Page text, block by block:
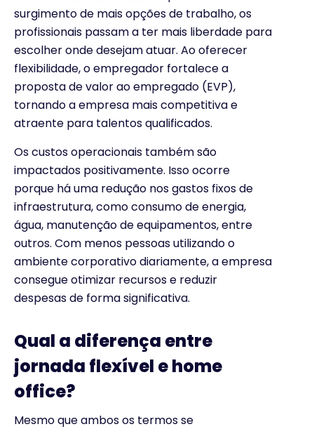
surgimento de mais opções de trabalho, os
profissionais passam a ter mais liberdade para
escolher onde desejam atuar. Ao oferecer
flexibilidade, o empregador fortalece a
proposta de valor ao empregado (EVP),
tornando a empresa mais competitiva e
atraente para talentos qualificados.
Os custos operacionais também são
impactados positivamente. Isso ocorre
porque há uma redução nos gastos fixos de
infraestrutura, como consumo de energia,
água, manutenção de equipamentos, entre
outros. Com menos pessoas utilizando o
ambiente corporativo diariamente, a empresa
consegue otimizar recursos e reduzir
despesas de forma significativa.
Qual a diferença entre
jornada flexível e home
office?
Mesmo que ambos os termos se